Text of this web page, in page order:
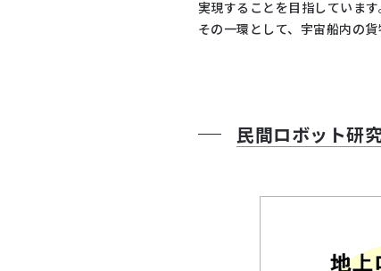
実現することを目指しています
その一環として、宇宙船内の
民間ロボット研